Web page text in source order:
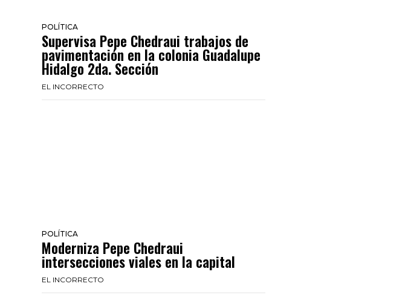
POLÍTICA
Supervisa Pepe Chedraui trabajos de
pavimentación en la colonia Guadalupe
Hidalgo 2da. Sección
EL INCORRECTO
POLÍTICA
Moderniza Pepe Chedraui
intersecciones viales en la capital
EL INCORRECTO